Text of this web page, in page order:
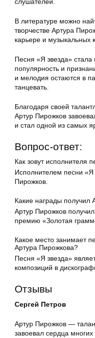
слушателей.
В литературе можно
творчестве Артура
карьере и музыкальных
Песня «Я звезда»
популярность и
и мелодия остаются в
танцевать.
Благодаря своей
Артур Пирожков
и стал одной из самых
Вопрос-ответ:
Как зовут исполнителя
Исполнителем песни «Я
Пирожков.
Какие награды получил
Артур Пирожков
премию «Золотая
Какое место занимает
Артура Пирожкова?
Песня «Я звезда»
композиций в
Отзывы
Сергей Петров
Артур Пирожков —
завоевал сердца